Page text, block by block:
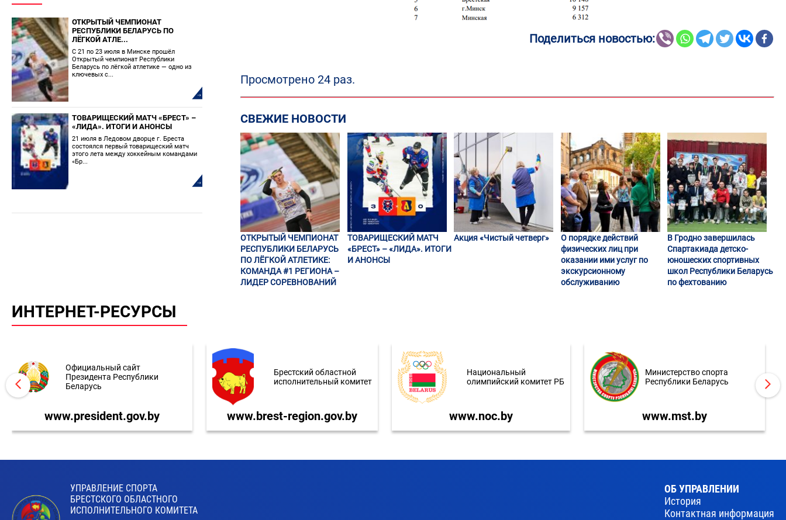
ОТКРЫТЫЙ ЧЕМПИОНАТ
РЕСПУБЛИКИ БЕЛАРУСЬ ПО
ЛЁГКОЙ АТЛЕ...
С 21 по 23 июля в Минске прошёл
Открытый чемпионат Республики
Беларусь по лёгкой атлетике — одно из
ключевых с...
ТОВАРИЩЕСКИЙ МАТЧ «БРЕСТ» –
«ЛИДА». ИТОГИ И АНОНСЫ
21 июля в Ледовом дворце г. Бреста
состоялся первый товарищеский матч
этого лета между хоккейным командами
«Бр...
Поделиться новостью:
Просмотрено 24 раз.
СВЕЖИЕ НОВОСТИ
ОТКРЫТЫЙ ЧЕМПИОНАТ
РЕСПУБЛИКИ БЕЛАРУСЬ
ПО ЛЁГКОЙ АТЛЕТИКЕ:
КОМАНДА #1 РЕГИОНА –
ЛИДЕР СОРЕВНОВАНИЙ
ТОВАРИЩЕСКИЙ МАТЧ
«БРЕСТ» – «ЛИДА». ИТОГИ
И АНОНСЫ
Акция «Чистый четверг»
О порядке действий
физических лиц при
оказании ими услуг по
экскурсионному
обслуживанию
В Гродно завершилась
Спартакиада детско-
юношеских спортивных
школ Республики Беларусь
по фехтованию
ИНТЕРНЕТ-РЕСУРСЫ
Официальный сайт
Президента Республики
Беларусь
www.president.gov.by
Брестский областной
исполнительный комитет
www.brest-region.gov.by
Национальный
олимпийский комитет РБ
www.noc.by
Министерство спорта
Республики Беларусь
www.mst.by
УПРАВЛЕНИЕ СПОРТА
БРЕСТСКОГО ОБЛАСТНОГО
ИСПОЛНИТЕЛЬНОГО КОМИТЕТА
ОБ УПРАВЛЕНИИ
История
Контактная информация